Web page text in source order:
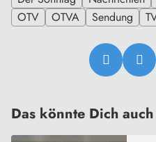
OTV
OTVA Sendung
Das könnte Dich